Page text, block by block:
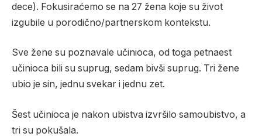
dece). Fokusiraćemo se na 27 žena koje su život
izgubile u porodično/partnerskom kontekstu.
Sve žene su poznavale učinioca, od toga petnaest
učinioca bili su suprug, sedam bivši suprug. Tri žene
ubio je sin, jednu svekar i jednu zet.
Šest učinioca je nakon ubistva izvršilo samoubistvo, a
tri su pokušala.